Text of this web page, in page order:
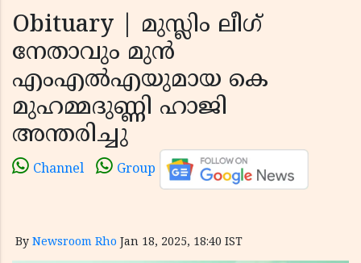
Obituary | മുസ്ലിം ലീഗ്
നേതാവും മുൻ
എംഎൽഎയുമായ കെ
മുഹമ്മദുണ്ണി ഹാജി
അന്തരിച്ചു
Channel Group
By Newsroom Rho Jan 18, 2025, 18:40 IST